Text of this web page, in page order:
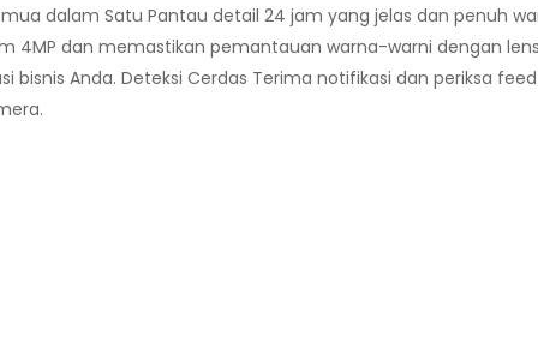
dalam Satu Pantau detail 24 jam yang jelas dan penuh
4MP dan memastikan pemantauan warna-warni dengan
bisnis Anda. Deteksi Cerdas Terima notifikasi dan periksa